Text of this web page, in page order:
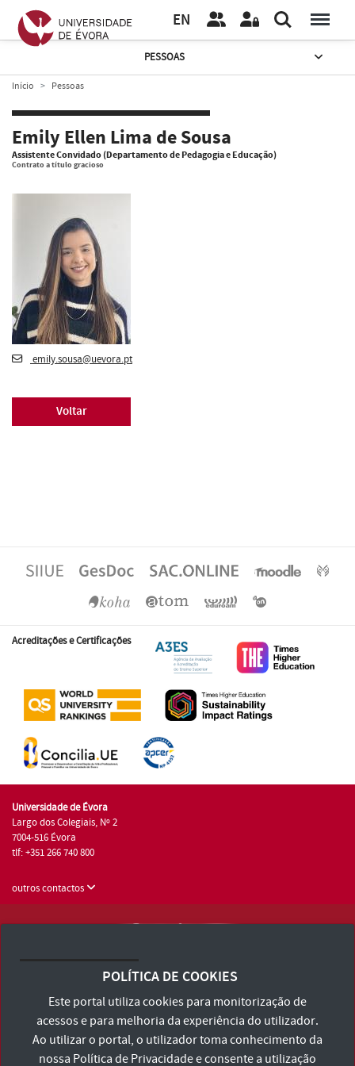
EN
PESSOAS
Início Pessoas
Emily Ellen Lima de Sousa
Assistente Convidado (Departamento de Pedagogia e Educação)
Contrato a título gracioso
emily.sousa@uevora.pt
Voltar
Acreditações e Certificações
Universidade de Évora
Largo dos Colegiais, Nº 2
7004-516 Évora
tlf: +351 266 740 800
outros contactos
Consulte os Termos e Condições e Política de Privacidade
Declaração de Acessibilidade
POLÍTICA DE COOKIES
Este portal utiliza cookies para monitorização de
acessos e para melhoria da experiência do utilizador.
Ao utilizar o portal, o utilizador toma conhecimento da
nossa Política de Privacidadee consente a utilização